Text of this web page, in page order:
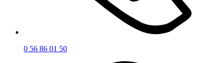
05 10 68 65 0